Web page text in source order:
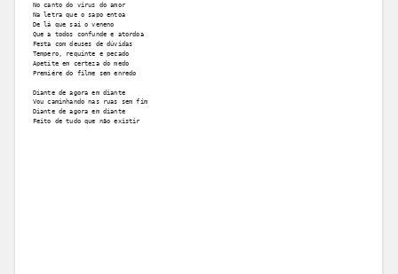
No canto do vírus do amor
Na letra que o sapo entoa
De lá que sai o veneno
Que a todos confunde e atordoa
Festa com deuses de dúvidas
Tempero, requinte e pecado
Apetite em certeza do medo
Premiére do filme sem enredo
Diante de agora em diante
Vou caminhando nas ruas sem fim
Diante de agora em diante
Feito de tudo que não existir